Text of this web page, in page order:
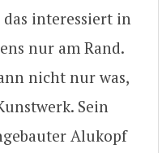
das interessiert in
nur am Rand.
nicht nur was,
Sein
Alukopf